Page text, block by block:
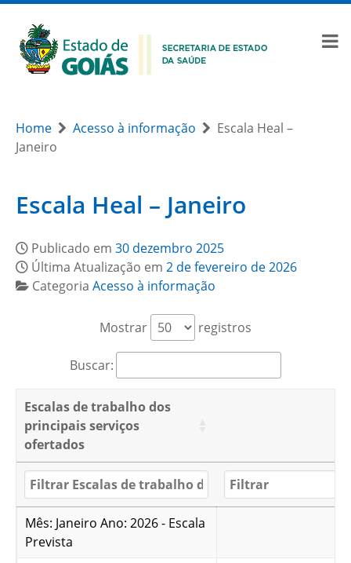
Home Acesso à informação
Escala Heal –
Janeiro
Escala Heal – Janeiro
Publicado em 30 dezembro 2025
Última Atualização em 2 de fevereiro de 2026
Categoria Acesso à informação
Mostrar registros
Buscar:
Escalas de trabalho dos
principais serviços
ofertados
Mês: Janeiro Ano: 2026 - Escala
Prevista